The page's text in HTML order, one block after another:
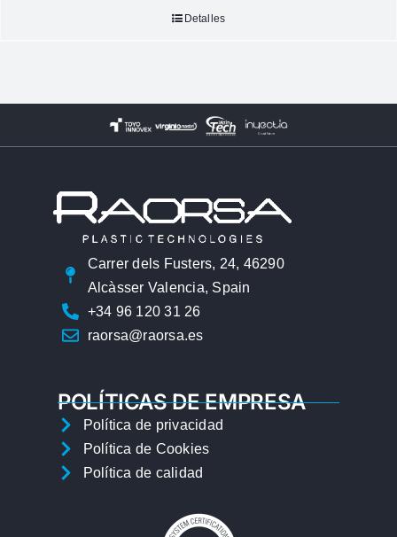
Detalles
Carrer dels Fusters, 24, 46290
Alcàsser Valencia, Spain
+34 96 120 31 26
raorsa@raorsa.es
POLÍTICAS DE EMPRESA
Política de privacidad
Política de Cookies
Política de calidad